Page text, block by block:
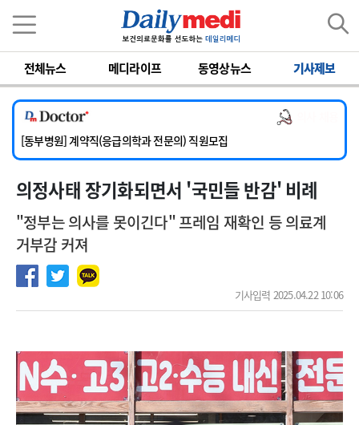
전체뉴스 메디라이프 동영상뉴스 기사제보
[서울아산병원] 2026년 하반기 인턴 모집
[영남대학교의료원] 마취통증의학과 임기제 임상의사 채용
[충남대학교병원] 소아청소년과(소아응급전담) 계약직 의사 공개채용
[동부병원] 계약직(응급의학과 전문의) 직원모집
[이대목동병원] 하반기 전공의(레지던트1년차) 모집
[서울아산병원] 2026년 하반기 인턴 모집
의정사태 장기화되면서 '국민들 반감' 비례
"정부는 의사를 못이긴다" 프레임 재확인 등 의료계
거부감 커져
기사입력 2025.04.22 10:06